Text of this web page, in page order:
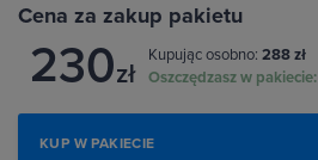
Cena za zakup pakietu
230zł
Kupując osobno: 288 zł
Oszczędzasz w pakiecie:
KUP W PAKIECIE